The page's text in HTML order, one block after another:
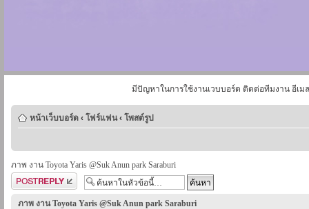
มีปัญหาในการใช้งานเวบบอร์ด ติดต่อทีมงาน อีเม
หน้าเว็บบอร์ด ‹ โฟร์แฟน ‹ โพสต์รูป
ภาพ งาน Toyota Yaris @Suk Anun park Saraburi
ตอบกระทู้
ภาพ งาน Toyota Yaris @Suk Anun park Saraburi